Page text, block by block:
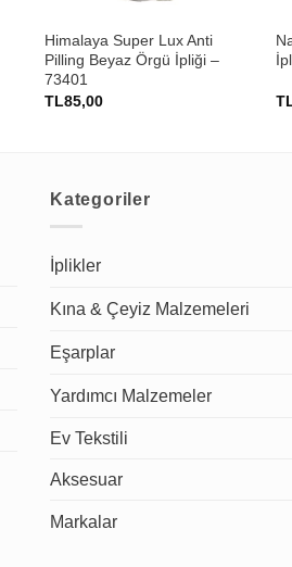
Himalaya Super Lux Anti
Pilling Beyaz Örgü İpliği –
73401
TL85,00
Kategoriler
İplikler
Kına & Çeyiz Malzemeleri
Eşarplar
Yardımcı Malzemeler
Ev Tekstili
Aksesuar
Markalar